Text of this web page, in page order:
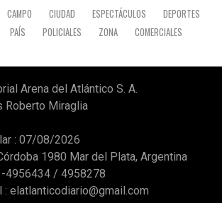
CAMPO CIUDAD ESPECTÁCULOS
DEPORTES
PAÍS POLICIALES ZONA COMERCIALES
Arena del Atlántico S. A.
Roberto Miraglia
: 07/08/2026
1980 Mar del Plata, Argentina
4956434 / 4958278
: elatlanticodiario@gmail.com